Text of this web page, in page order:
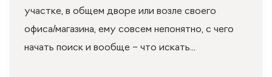
участке, в общем дворе или возле своего
офиса/магазина, ему совсем непонятно, с чего
начать поиск и вообще – что искать...